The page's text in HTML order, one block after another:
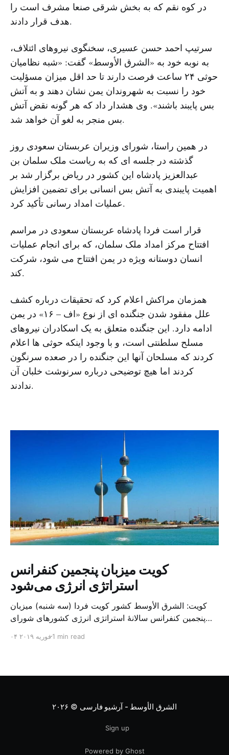
در کوه نقم که به بخش شرقی صنعا مشرف است را
هدف قرار دادند.
سرتیپ احمد حسن عسیری، سخنگوی نیروهای ائتلاف،
به نوبه خود به «الشرق الأوسط» گفت: «شبه نظامیان
حوثی ۲۴ ساعت فرصت دارند تا حد اقل میزان مسؤلیت
خود را نسبت به شهروندان یمن نشان دهند و به آتش
بس پایبند باشند». وی هشدار داد که هر گونه نقض آتش
بس منجر به لغو آن خواهد شد.
در همین راستا، شورای وزیران عربستان سعودی روز
گذشته در جلسه ای که به ریاست ملک سلمان بن
عبدالعزیز پادشاه این کشور در ریاض برگزار شد بر
اهمیت پایبندی به آتش بس انسانی برای تضمین افزایش
عملیات امداد رسانی تأکید کرد.
قرار است فردا پادشاه عربستان سعودی در مراسم
افتتاح مرکز امداد ملک سلمان، که برای انجام عملیات
انسان دوستانه ویژه در یمن افتتاح می شود، شرکت
کند.
همزمان مراکش اعلام کرد که تحقیقات درباره کشف
علل مفقود شدن جنگنده ای از نوع «اف – ۱۶» در یمن
ادامه دارد. این جنگنده متعلق به یک اسکادران نیروهای
مسلح سلطنتی است، و با وجود اینکه حوثی ها اعلام
کردند که مسلحان آنها این جنگنده را در صعده سرنگون
کردند اما هیچ توضیحی درباره سرنوشت خلبان آن
ندادند.
کویت میزبان پنجمین کنفرانس
استراتژی انرژی می‌شود
کویت: الشرق الأوسط کشور کویت فردا (سه شنبه) میزبان
پنجمین کنفرانس سالانهٔ استراتژی انرژی کشورهای شورای
متخصص از شرکت‌های جهانی نفت و گاز در این کنفرانس
۰۴ فوریه ۲۰۱۹1 min read
الشرق الأوسط - آرشیو فارسی © ۲۰۲۶
Sign up
Powered by Ghost